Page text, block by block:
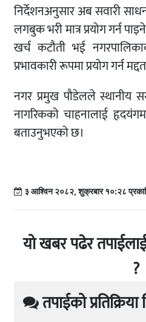
निर्देशनअनुसार अब सवारी
लगबुक भरी मात्र प्रयोग गर्न
खर्च कटौती भई
प्रभावकारी रूपमा प्रयोग गर्न
नगर प्रमुख पौडेलले स्थानीय
नागरिकको चाहनालाई
बताउनुभएको छ।
३ आश्विन २०८२, शुक्रबार १०:२८
यो खबर पढेर
?
तपाईको